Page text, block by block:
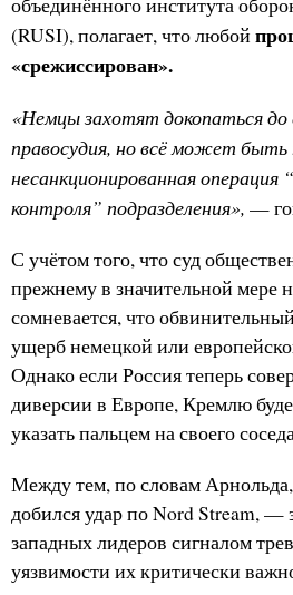
(RUSI), полагает, что любой
«срежиссирован».
«Немцы захотят докопаться до
правосудия, но всё может быть
несанкционированная
контроля” подразделения», —
С учётом того, что суд
прежнему в значительной мере
сомневается, что
ущерб немецкой или
Однако если Россия теперь
диверсии в Европе, Кремлю
указать пальцем на своего
Между тем, по словам
добился удар по Nord Stream, —
западных лидеров сигналом
уязвимости их критически